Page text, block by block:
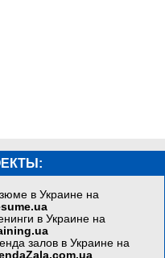
в Украине на
в Украине на
залов в Украине на